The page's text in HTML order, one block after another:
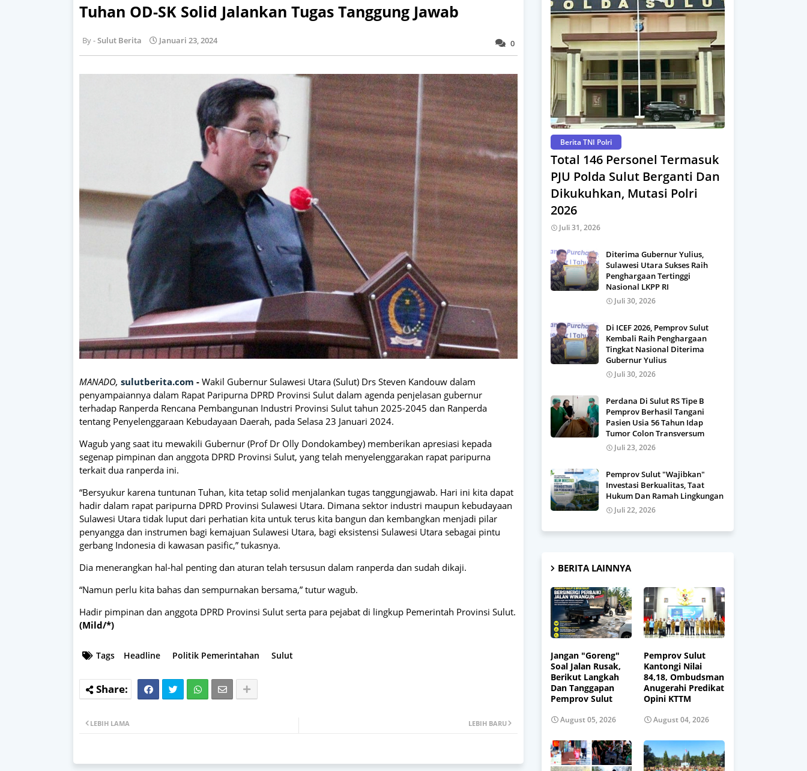
Tuhan OD-SK Solid Jalankan Tugas Tanggung Jawab
0
Sulut Berita Januari 23, 2024
MANADO, sulutberita.com - Wakil Gubernur Sulawesi Utara (Sulut) Drs Steven Kandouw dalam
penyampaiannya dalam Rapat Paripurna DPRD Provinsi Sulut dalam agenda penjelasan gubernur
terhadap Ranperda Rencana Pembangunan Industri Provinsi Sulut tahun 2025-2045 dan Ranperda
tentang Penyelenggaraan Kebudayaan Daerah, pada Selasa 23 Januari 2024.
Wagub yang saat itu mewakili Gubernur (Prof Dr Olly Dondokambey) memberikan apresiasi kepada
segenap pimpinan dan anggota DPRD Provinsi Sulut, yang telah menyelenggarakan rapat paripurna
terkait dua ranperda ini.
“Bersyukur karena tuntunan Tuhan, kita tetap solid menjalankan tugas tanggungjawab. Hari ini kita dapat
hadir dalam rapat paripurna DPRD Provinsi Sulawesi Utara. Dimana sektor industri maupun kebudayaan
Sulawesi Utara tidak luput dari perhatian kita untuk terus kita bangun dan kembangkan menjadi pilar
penyangga dan instrumen bagi kemajuan Sulawesi Utara, bagi eksistensi Sulawesi Utara sebagai pintu
gerbang Indonesia di kawasan pasific,” tukasnya.
Dia menerangkan hal-hal penting dan aturan telah tersusun dalam ranperda dan sudah dikaji.
“Namun perlu kita bahas dan sempurnakan bersama,” tutur wagub.
Hadir pimpinan dan anggota DPRD Provinsi Sulut serta para pejabat di lingkup Pemerintah Provinsi Sulut.
(Mild/*)
Tags Headline Politik Pemerintahan Sulut
LEBIH BARU
LEBIH LAMA
Berita TNI Polri
Total 146 Personel Termasuk
PJU Polda Sulut Berganti Dan
Dikukuhkan, Mutasi Polri
2026
Juli 31, 2026
Diterima Gubernur Yulius,
Sulawesi Utara Sukses Raih
Penghargaan Tertinggi
Nasional LKPP RI
Juli 30, 2026
Di ICEF 2026, Pemprov Sulut
Kembali Raih Penghargaan
Tingkat Nasional Diterima
Gubernur Yulius
Juli 30, 2026
Perdana Di Sulut RS Tipe B
Pemprov Berhasil Tangani
Pasien Usia 56 Tahun Idap
Tumor Colon Transversum
Juli 23, 2026
Pemprov Sulut "Wajibkan"
Investasi Berkualitas, Taat
Hukum Dan Ramah Lingkungan
Juli 22, 2026
BERITA LAINNYA
Jangan "Goreng"
Soal Jalan Rusak,
Berikut Langkah
Dan Tanggapan
Pemprov Sulut
August 05, 2026
Pemprov Sulut
Kantongi Nilai
84,18, Ombudsman
Anugerahi Predikat
Opini KTTM
August 04, 2026